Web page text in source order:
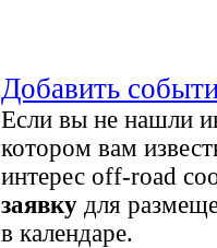
Добавить
Если вы не нашли
котором вам
интерес оff-road
заявку для
в календаре.